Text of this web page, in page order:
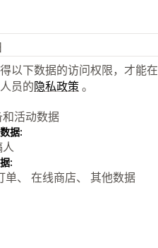
以下数据的访问权限，才能
员的隐私政策 。
活动数据
据:
:
单、 在线商店、 其他数据